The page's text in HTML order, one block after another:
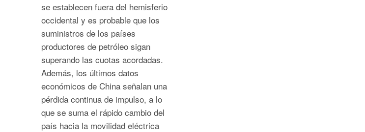
se establecen fuera del hemisferio
occidental y es probable que los
suministros de los países
productores de petróleo sigan
superando las cuotas acordadas.
Además, los últimos datos
económicos de China señalan una
pérdida continua de impulso, a lo
que se suma el rápido cambio del
país hacia la movilidad eléctrica